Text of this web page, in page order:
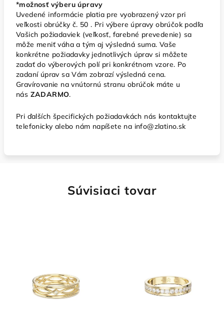
*možnosť výberu úpravy
Uvedené informácie platia pre vyobrazený vzor pri
veľkosti obrúčky č. 50 . Pri výbere úpravy obrúčok podľa
Vašich požiadaviek (veľkosť, farebné prevedenie) sa
môže meniť váha a tým aj výsledná suma. Vaše
konkrétne požiadavky jednotlivých úprav si môžete
zadať do výberových polí pri konkrétnom vzore. Po
zadaní úprav sa Vám zobrazí výsledná cena.
Gravírovanie na vnútornú stranu obrúčok máte u
nás ZADARMO.
Pri ďalších špecifických požiadavkách nás kontaktujte
telefonicky alebo nám napíšete na info@zlatino.sk
Súvisiaci tovar